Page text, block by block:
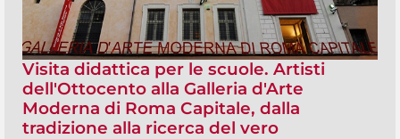
Visita didattica per le scuole. Artisti
dell'Ottocento alla Galleria d'Arte
Moderna di Roma Capitale, dalla
tradizione alla ricerca del vero